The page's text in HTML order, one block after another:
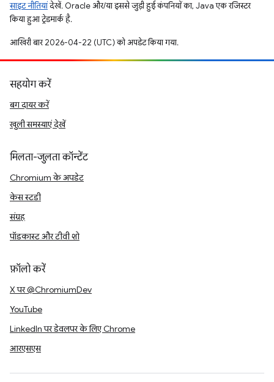
साइट नीतियांदेखें. Oracle और/या इससे जुड़ी हुई कंपनियों का, Java एक रजिस्टर
किया हुआ ट्रेडमार्क है.
आखिरी बार 2026-04-22 (UTC) को अपडेट किया गया.
सहयोग करें
बग दायर करें
खुली समस्याएं देखें
मिलता-जुलता कॉन्टेंट
Chromium के अपडेट
केस स्टडी
संग्रह
पॉडकास्ट और टीवी शो
फ़ॉलो करें
X पर @ChromiumDev
YouTube
LinkedIn पर डेवलपर के लिए Chrome
आरएसएस